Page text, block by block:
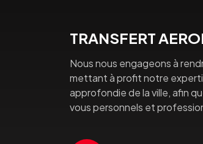
TRANSFERT
Nous nous engageons à
mettant à profit notre
approfondie de la ville, afin
vous personnels et